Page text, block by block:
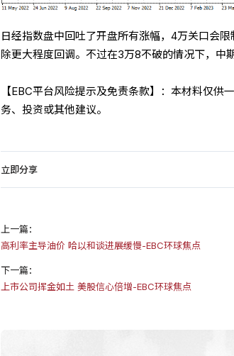
日经指数盘中回吐了开盘所有涨幅，4万关口会
除更大程度回调。不过在3万8不破的情况下，中
【EBC平台风险提示及免责条款】：本材料仅
务、投资或其他建议。
立即分享
上一篇：
高利率主导油价 哈以和谈进展缓慢-EBC环球焦点
下一篇：
上市公司挥金如土 美股信心倍增-EBC环球焦点